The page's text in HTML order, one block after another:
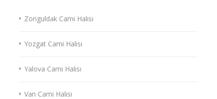
Zonguldak Cami Halısı
Yozgat Cami Halısı
Yalova Cami Halısı
Van Cami Halısı